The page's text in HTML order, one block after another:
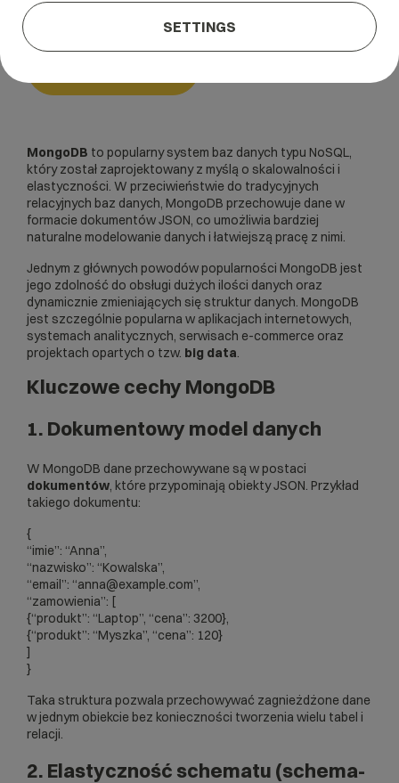
MongoDB to popularny system baz danych typu NoSQL,
który został zaprojektowany z myślą o skalowalności i
elastyczności. W przeciwieństwie do tradycyjnych
relacyjnych baz danych, MongoDB przechowuje dane w
formacie dokumentówJSON, co umożliwia bardziej
naturalne modelowanie danych i łatwiejszą pracę z nimi.
Jednym z głównych powodów popularności MongoDB jest
jego zdolność do obsługi dużych ilości danych oraz
dynamicznie zmieniających się struktur danych. MongoDB
jest szczególnie popularna w aplikacjach internetowych,
systemach analitycznych, serwisach e-commerce oraz
projektach opartych o tzw. big data.
Kluczowe cechy MongoDB
1. Dokumentowy model danych
W MongoDB dane przechowywane są w postaci
dokumentów, które przypominają obiekty JSON. Przykład
takiego dokumentu:
{
“imie”: “Anna”,
“nazwisko”: “Kowalska”,
“email”: “anna@example.com”,
“zamowienia”: [
{“produkt”: “Laptop”, “cena”: 3200},
{“produkt”: “Myszka”, “cena”: 120}
]
}
Taka struktura pozwala przechowywać zagnieżdżone dane
w jednym obiekcie bez konieczności tworzenia wielu tabel i
relacji.
2. Elastyczność schematu (schema-
SETTINGS